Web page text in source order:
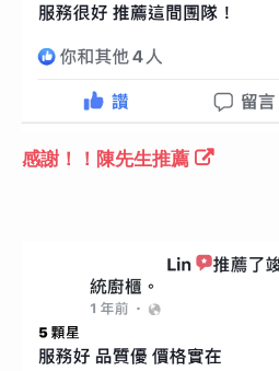
感謝！！陳先生推薦